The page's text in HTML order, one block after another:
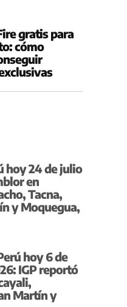
gratis para
cómo
hoy 24 de julio
en
Tacna,
y Moquegua,
hoy 6 de
IGP reportó
Martín y